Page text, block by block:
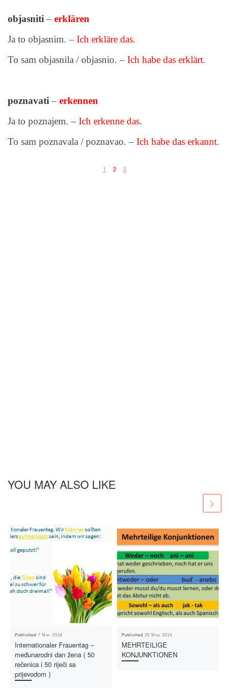
objasniti – erklären
Ja to objasnim. – Ich erkläre das.
To sam objasnila / objasnio. – Ich habe das erklärt.
poznavati – erkennen
Ja to poznajem. – Ich erkenne das.
To sam poznavala / poznavao. – Ich habe das erkannt.
1 2 3
YOU MAY ALSO LIKE
Published7 Mar 2018
Internationaler Frauentag –
međunarodni dan žena ( 50
rečenica i 50 riječi sa
prijevodom )
Published25 May 2018
MEHRTEILIGE
KONJUNKTIONEN